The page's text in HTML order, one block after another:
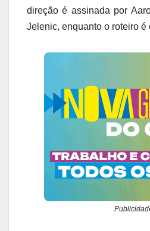
direção é assinada por
Jelenic, enquanto o roteiro é